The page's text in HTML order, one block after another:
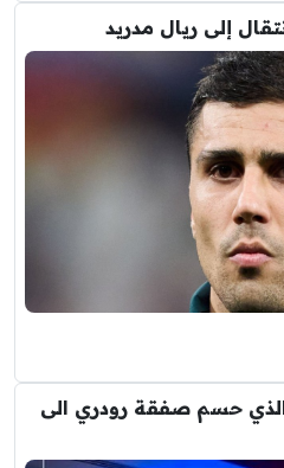
إلى ريال مدريد
حسم صفقة رودري الى